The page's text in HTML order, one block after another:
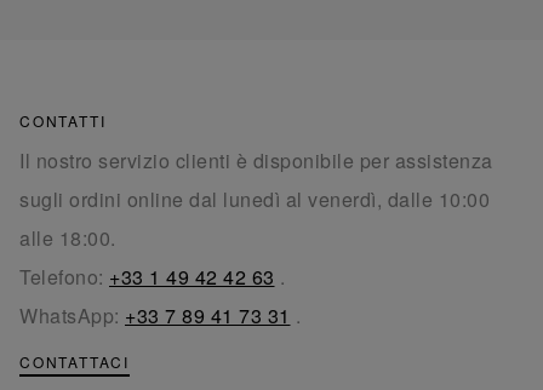
CONTATTI
Il nostro servizio clienti è disponibile per assistenza
sugli ordini online dal lunedì al venerdì, dalle 10:00
alle 18:00.
Telefono: +33 1 49 42 42 63 .
WhatsApp: +33 7 89 41 73 31 .
CONTATTACI